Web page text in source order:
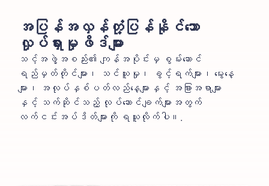
အပြန်အလှန်တုံ့ပြန်နိုင်သော
လှုပ်ရှားမှုဖိဒ်များ
သင့်အဖွဲ့အစည်း၏ ကျန်အပိုင်းမှ စွမ်းဆောင်
ရည်မှတ်တိုင်များ၊ သင်ယူမှု၊ ခွင့်ရက်များ၊ မွေးနေ့
များ၊ အလုပ်နှစ်ပတ်လည်နေ့များနှင့် အခြားအရာများ
နှင့် သက်ဆိုင်သည့် လုပ်ဆောင်ချက်များအတွက်
လက်ငင်းအပ်ဒိတ်များကို ရယူလိုက်ပါ။.